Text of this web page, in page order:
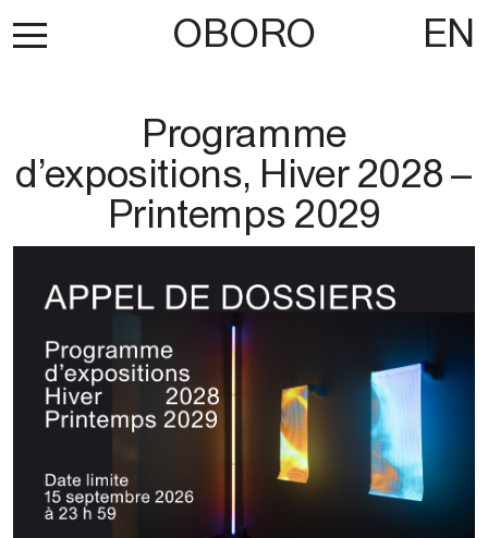
OBORO EN
Programme
d’expositions, Hiver 2028 –
Printemps 2029